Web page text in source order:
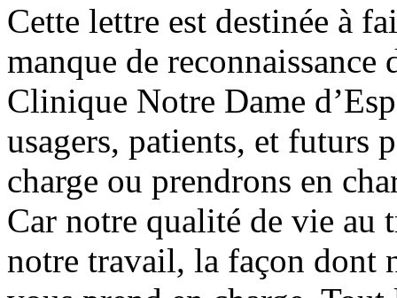
Cette lettre est destinée à
manque de
Clinique Notre Dame
usagers, patients, et futurs
charge ou prendrons en
Car notre qualité de vie au
notre travail, la façon dont